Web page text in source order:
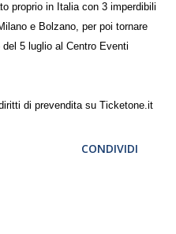
proprio in Italia con 3 imperdibili
e Bolzano, per poi tornare
5 luglio al Centro Eventi
di prevendita su Ticketone.it
CONDIVIDI